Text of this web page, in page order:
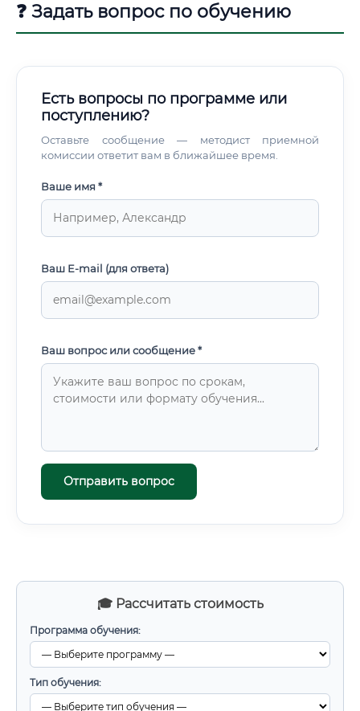
🎓 Рассчитать стоимость
Программа обучения:
Тип обучения:
❓ Задать вопрос по обучению
Есть вопросы по программе или
поступлению?
Оставьте сообщение — методист приемной
комиссии ответит вам в ближайшее время.
Ваше имя *
Ваш E-mail (для ответа)
Ваш вопрос или сообщение *
Отправить вопрос